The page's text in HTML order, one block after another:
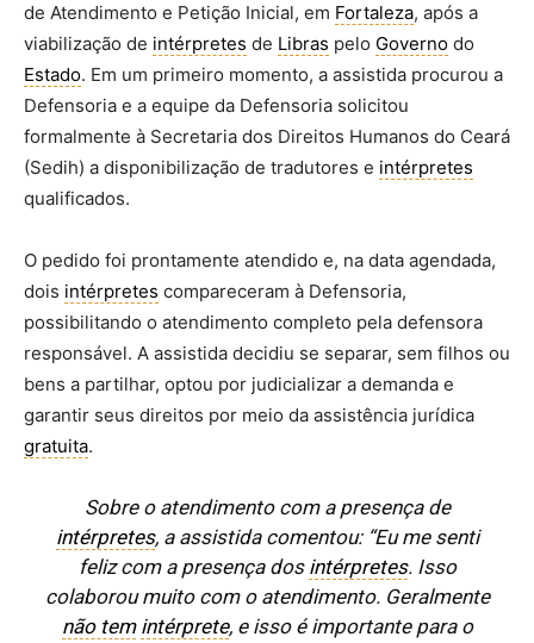
de Atendimento e Petição Inicial, em Fortaleza, após a
viabilização de intérpretes de Libras pelo Governo do
Estado. Em um primeiro momento, a assistida procurou a
Defensoria e a equipe da Defensoria solicitou
formalmente à Secretaria dos Direitos Humanos do Ceará
(Sedih) a disponibilização de tradutores e intérpretes
qualificados.
O pedido foi prontamente atendido e, na data agendada,
dois intérpretes compareceram à Defensoria,
possibilitando o atendimento completo pela defensora
responsável. A assistida decidiu se separar, sem filhos ou
bens a partilhar, optou por judicializar a demanda e
garantir seus direitos por meio da assistência jurídica
gratuita.
Sobre o atendimento com a presença de
intérpretes, a assistida comentou: “Eu me senti
feliz com a presença dos intérpretes. Isso
colaborou muito com o atendimento. Geralmente
não tem intérprete, e isso é importante para o